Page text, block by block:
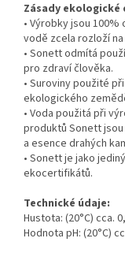
Zásady ekologické
• Výrobky jsou
vodě zcela rozloží
• Sonett odmítá
pro zdraví člověka.
• Suroviny použité
ekologického
• Voda použitá při
produktů Sonett
a esence drahých
• Sonett je jako
ekocertifikátů.
Technické údaje:
Hustota: (20°C) cca.
Hodnota pH: (20°C)